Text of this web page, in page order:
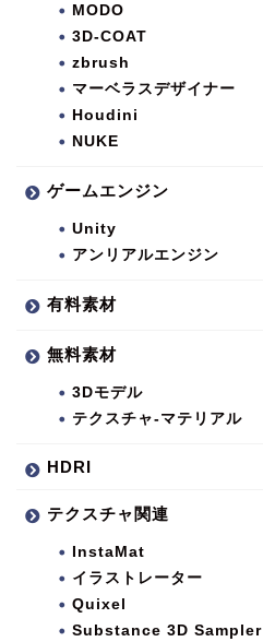
MODO
3D-COAT
zbrush
マーベラスデザイナー
Houdini
NUKE
ゲームエンジン
Unity
アンリアルエンジン
有料素材
無料素材
3Dモデル
テクスチャ-マテリアル
HDRI
テクスチャ関連
InstaMat
イラストレーター
Quixel
Substance 3D Sampler